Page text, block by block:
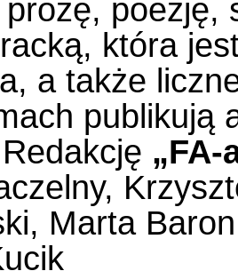
poezję,
która
a także
publikują
„FA-
, Marta Baron